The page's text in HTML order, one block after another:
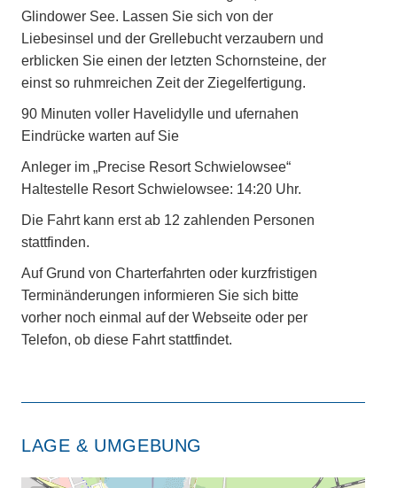
Glindower See. Lassen Sie sich von der
Liebesinsel und der Grellebucht verzaubern und
erblicken Sie einen der letzten Schornsteine, der
einst so ruhmreichen Zeit der Ziegelfertigung.
90 Minuten voller Havelidylle und ufernahen
Eindrücke warten auf Sie
Anleger im „Precise Resort Schwielowsee“
Haltestelle Resort Schwielowsee: 14:20 Uhr.
Die Fahrt kann erst ab 12 zahlenden Personen
stattfinden.
Auf Grund von Charterfahrten oder kurzfristigen
Terminänderungen informieren Sie sich bitte
vorher noch einmal auf der Webseite oder per
Telefon, ob diese Fahrt stattfindet.
LAGE & UMGEBUNG